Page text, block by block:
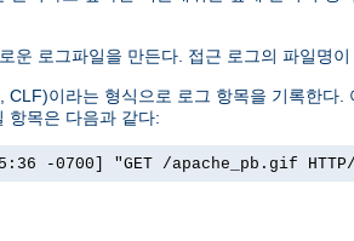
운 로그파일을 만든다. 접근 로그의 파일명
이라는 형식으로 로그 항목을 기록한다
항목은 다음과 같다:
-0700] "GET /apache_pb.gif